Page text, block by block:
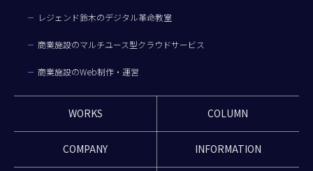
レジェンド鈴木のデジタル革命教室
商業施設のマルチユース型クラウドサービス
商業施設のWeb制作・運営
WORKS COLUMN
COMPANY INFORMATION